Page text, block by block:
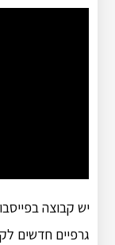
גרפיים חדשים